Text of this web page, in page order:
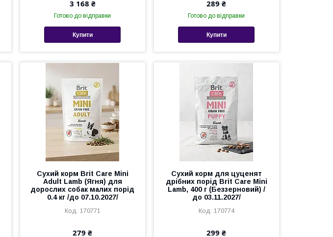
3 168 ₴
Готово до відправки
Купити
289 ₴
Готово до відправки
Купити
Сухий корм Brit Care Mini
Adult Lamb (Ягня) для
дорослих собак малих порід
0.4 кг /до 07.10.2027/
170771
279 ₴
Сухий корм для цуценят
дрібних порід Brit Care Mini
Lamb, 400 г (Беззерновий) /
до 03.11.2027/
170774
299 ₴